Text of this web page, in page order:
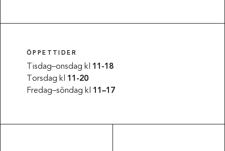
ÖPPETTIDER
Tisdag–onsdag kl 11-18
Torsdag kl 11-20
Fredag–söndag kl 11–17